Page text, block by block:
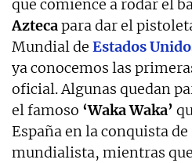
que comience a rodar el
Aztecapara dar el
Mundial de Estados
ya conocemos las
oficial. Algunas quedan
el famoso ‘Waka Waka’
España en la conquista
mundialista, mientras